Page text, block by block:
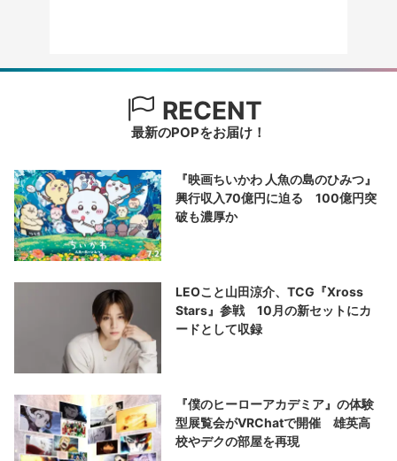
RECENT
最新のPOPをお届け！
『映画ちいかわ 人魚の島のひみつ』
興行収入70億円に迫る 100億円突
破も濃厚か
LEOこと山田涼介、TCG『Xross
Stars』参戦 10月の新セットにカ
ードとして収録
『僕のヒーローアカデミア』の体験
型展覧会がVRChatで開催 雄英高
校やデクの部屋を再現